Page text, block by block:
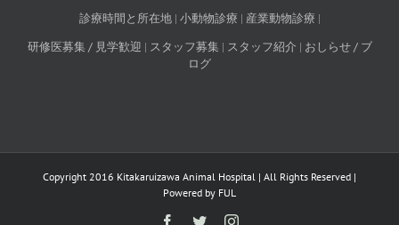
診療時間と所在地| 小動物診療 | 産業動物診療 |
研修医募集 / 見学歓迎 | スタッフ募集 | スタッフ紹介 | おしらせ / ブ
ログ
Copyright 2016 Kitakaruizawa Animal Hospital | All Rights Reserved |
Powered by FUL
Facebook
TwitterInstagram